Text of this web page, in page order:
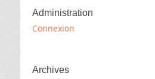
Administration
Connexion
Archives